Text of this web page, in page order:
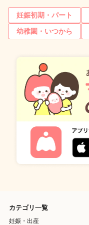
妊娠初期・パート
幼稚園・いつから
カテゴリ一覧
妊娠・出産